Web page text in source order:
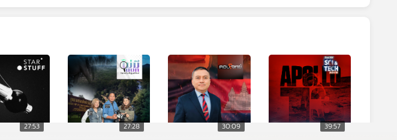
27:53 27:28 30:09 39:57